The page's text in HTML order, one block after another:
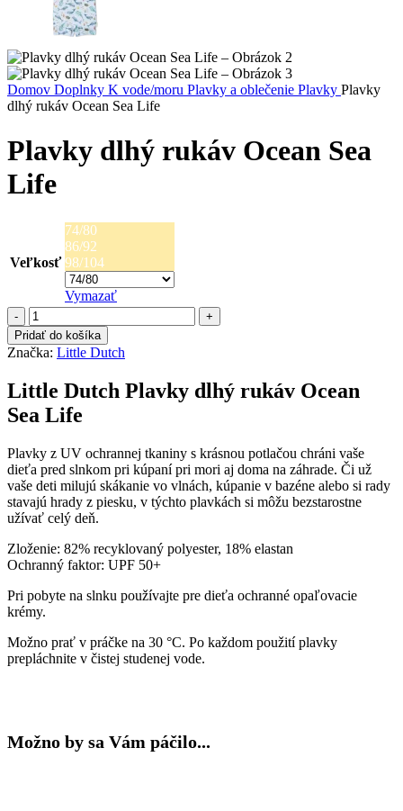
Domov Doplnky K vode/moru Plavky a oblečenie Plavky Plavky
dlhý rukáv Ocean Sea Life
Plavky dlhý rukáv Ocean Sea
Life
Veľkosť
74/80
86/92
98/104
Vymazať
množstvo
Plavky
dlhý
rukáv
Sea
Life
Pridať do košíka
Značka: Little Dutch
Little Dutch Plavky dlhý rukáv Ocean
Sea Life
Plavky z UV ochrannej tkaniny s krásnou potlačou chráni vaše
dieťa pred slnkom pri kúpaní pri mori aj doma na záhrade. Či už
vaše deti milujú skákanie vo vlnách, kúpanie v bazéne alebo si rady
stavajú hrady z piesku, v týchto plavkách si môžu bezstarostne
užívať celý deň.
Zloženie: 82% recyklovaný polyester, 18% elastan
Ochranný faktor: UPF 50+
Pri pobyte na slnku používajte pre dieťa ochranné opaľovacie
krémy.
Možno prať v práčke na 30 °C. Po každom použití plavky
prepláchnite v čistej studenej vode.
Možno by sa Vám páčilo...